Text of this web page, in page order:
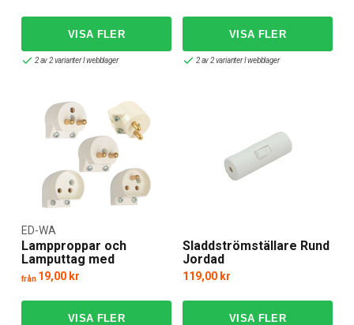
2 av 2 varianter I webblager 2 av 2 varianter I webblager
Lampproppar och
Lamputtag med
sidoinföring av ledning
ED-WA
från 19,00 kr
Sladdströmställare Rund
Jordad
119,00 kr